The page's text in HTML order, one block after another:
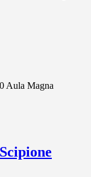
Aula Magna